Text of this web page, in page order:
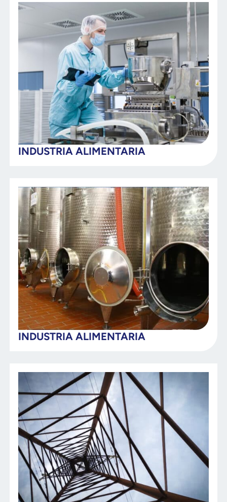
INDUSTRIA ALIMENTARIA
INDUSTRIA ALIMENTARIA